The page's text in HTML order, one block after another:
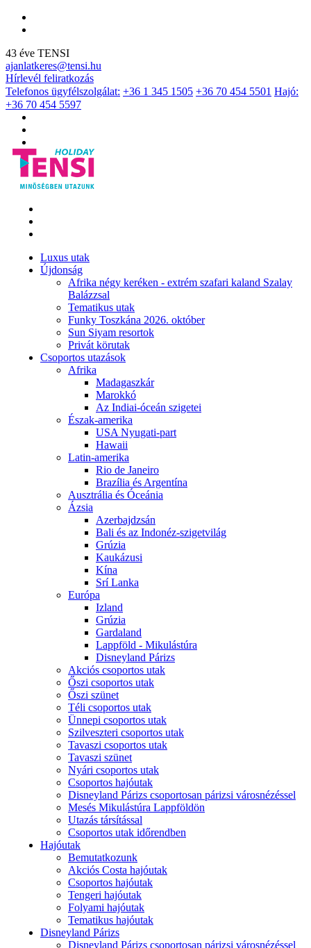
43 éve TENSI
ajanlatkeres@tensi.hu
Hírlevél feliratkozás
Telefonos ügyfélszolgálat: +36 1 345 1505 +36 70 454 5501 Hajó:
+36 70 454 5597
Luxus utak
Újdonság
Afrika négy keréken - extrém szafari kaland Szalay
Balázzsal
Tematikus utak
Funky Toszkána 2026. október
Sun Siyam resortok
Privát körutak
Csoportos utazások
Afrika
Madagaszkár
Marokkó
Az Indiai-óceán szigetei
Észak-amerika
USA Nyugati-part
Hawaii
Latin-amerika
Rio de Janeiro
Brazília és Argentína
Ausztrália és Óceánia
Ázsia
Azerbajdzsán
Bali és az Indonéz-szigetvilág
Grúzia
Kaukázusi
Kína
Srí Lanka
Európa
Izland
Grúzia
Gardaland
Lappföld - Mikulástúra
Disneyland Párizs
Akciós csoportos utak
Őszi csoportos utak
Őszi szünet
Téli csoportos utak
Ünnepi csoportos utak
Szilveszteri csoportos utak
Tavaszi csoportos utak
Tavaszi szünet
Nyári csoportos utak
Csoportos hajóutak
Disneyland Párizs csoportosan párizsi városnézéssel
Mesés Mikulástúra Lappföldön
Utazás társítással
Csoportos utak időrendben
Hajóutak
Bemutatkozunk
Akciós Costa hajóutak
Csoportos hajóutak
Tengeri hajóutak
Folyami hajóutak
Tematikus hajóutak
Disneyland Párizs
Disneyland Párizs csoportosan párizsi városnézéssel